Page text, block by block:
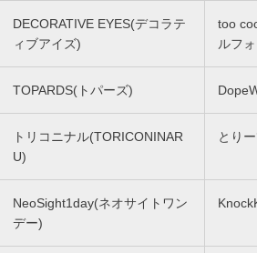
DECORATIVE EYES(デコラテ
ィブアイズ)
too
ルフ
TOPARDS(トパーズ)
トリコニナル(TORICONINAR
U)
とり
NeoSight1day(ネオサイトワン
デー)